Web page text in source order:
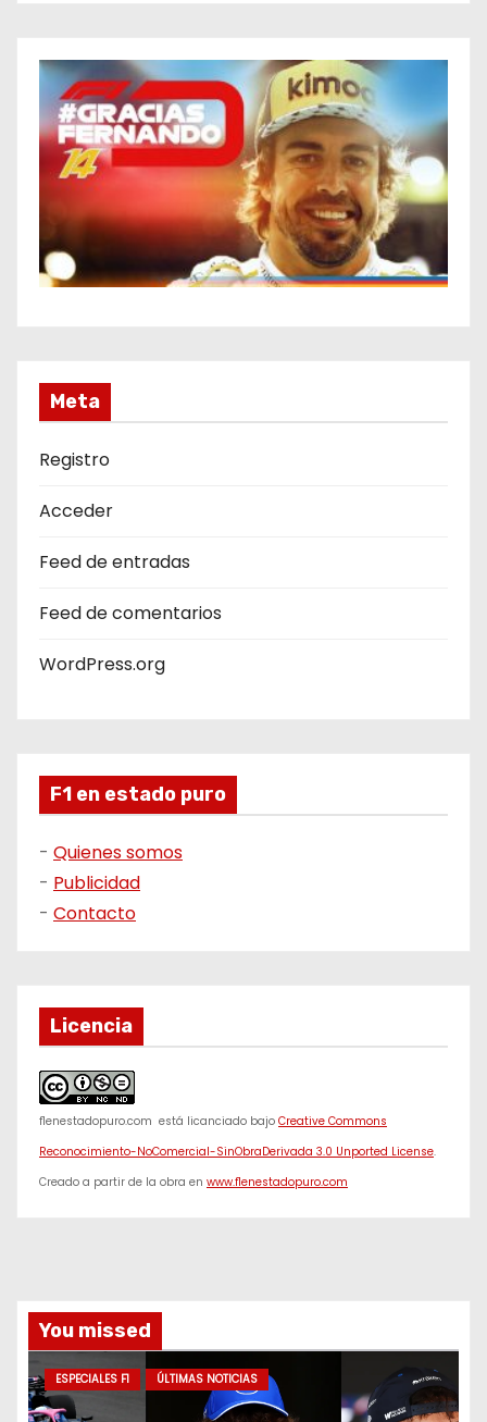
Meta
Registro
Acceder
Feed de entradas
Feed de comentarios
WordPress.org
F1 en estado puro
- Quienes somos
- Publicidad
- Contacto
Licencia
f1enestadopuro.com está licanciado bajo Creative Commons
Reconocimiento-NoComercial-SinObraDerivada 3.0 Unported License.
Creado a partir de la obra en www.f1enestadopuro.com
You missed
ESPECIALES F1 ÚLTIMAS NOTICIAS